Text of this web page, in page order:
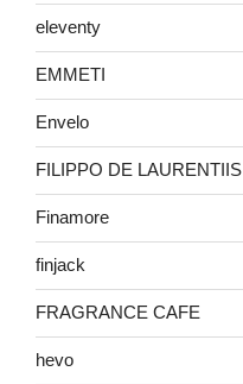
eleventy
EMMETI
Envelo
FILIPPO DE LAURENTIIS
Finamore
finjack
FRAGRANCE CAFE
hevo